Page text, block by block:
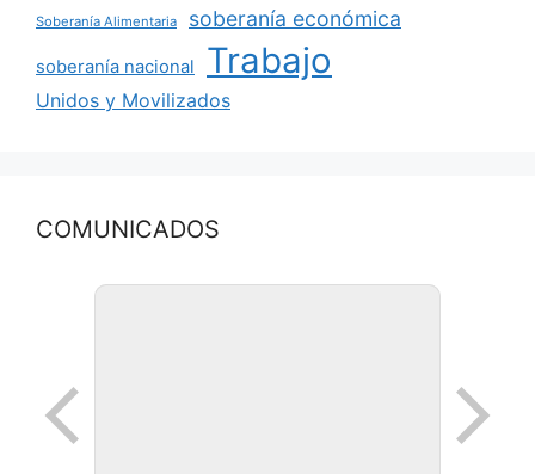
Soberanía Alimentaria soberanía económica
soberanía nacional Trabajo
Unidos y Movilizados
COMUNICADOS